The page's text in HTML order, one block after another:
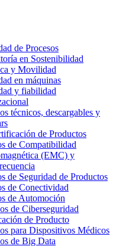
de Procesos
en Sostenibilidad
y Movilidad
en máquinas
y fiabilidad
técnicos, descargables y
de Productos
de Compatibilidad
(EMC) y
de Seguridad de Productos
de Conectividad
de Automoción
de Ciberseguridad
de Producto
para Dispositivos Médicos
de Big Data